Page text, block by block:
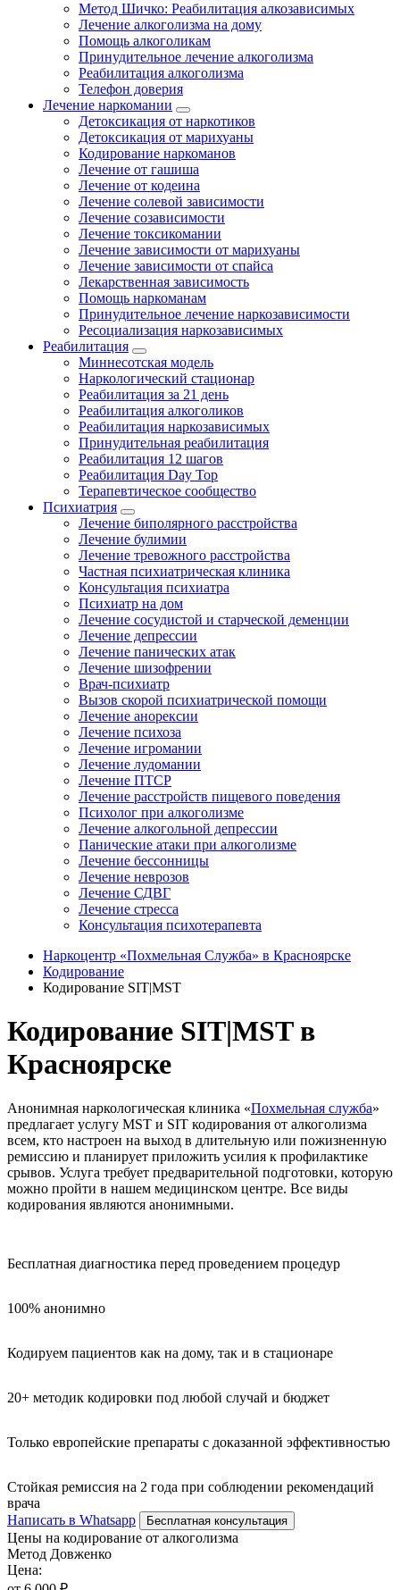
Метод Шичко: Реабилитация алкозависимых
Лечение алкоголизма на дому
Помощь алкоголикам
Принудительное лечение алкоголизма
Реабилитация алкоголизма
Телефон доверия
Лечение наркомании
Детоксикация от наркотиков
Детоксикация от марихуаны
Кодирование наркоманов
Лечение от гашиша
Лечение от кодеина
Лечение солевой зависимости
Лечение созависимости
Лечение токсикомании
Лечение зависимости от марихуаны
Лечение зависимости от спайса
Лекарственная зависимость
Помощь наркоманам
Принудительное лечение наркозависимости
Ресоциализация наркозависимых
Реабилитация
Миннесотская модель
Наркологический стационар
Реабилитация за 21 день
Реабилитация алкоголиков
Реабилитация наркозависимых
Принудительная реабилитация
Реабилитация 12 шагов
Реабилитация Day Top
Терапевтическое сообщество
Психиатрия
Лечение биполярного расстройства
Лечение булимии
Лечение тревожного расстройства
Частная психиатрическая клиника
Консультация психиатра
Психиатр на дом
Лечение сосудистой и старческой деменции
Лечение депрессии
Лечение панических атак
Лечение шизофрении
Врач-психиатр
Вызов скорой психиатрической помощи
Лечение анорексии
Лечение психоза
Лечение игромании
Лечение лудомании
Лечение ПТСР
Лечение расстройств пищевого поведения
Психолог при алкоголизме
Лечение алкогольной депрессии
Панические атаки при алкоголизме
Лечение бессонницы
Лечение неврозов
Лечение СДВГ
Лечение стресса
Консультация психотерапевта
Наркоцентр «Похмельная Служба» в Красноярске
Кодирование
Кодирование SIT|MST
Кодирование SIT|MST в
Красноярске
Анонимная наркологическая клиника «Похмельная служба»
предлагает услугу MST и SIT кодирования от алкоголизма
всем, кто настроен на выход в длительную или пожизненную
ремиссию и планирует приложить усилия к профилактике
срывов. Услуга требует предварительной подготовки, которую
можно пройти в нашем медицинском центре. Все виды
кодирования являются анонимными.
Бесплатная диагностика перед проведением процедур
100% анонимно
Кодируем пациентов как на дому, так и в стационаре
20+ методик кодировки под любой случай и бюджет
Только европейские препараты с доказанной эффективностью
Стойкая ремиссия на 2 года при соблюдении рекомендаций
врача
Написать в Whatsapp
Бесплатная консультация
Цены на кодирование от алкоголизма
Метод Довженко
Цена: